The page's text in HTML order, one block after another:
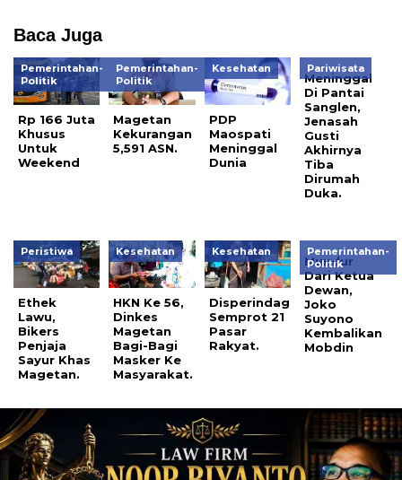
Baca Juga
Pemerintahan-
Politik
Rp 166 Juta
Khusus
Untuk
Weekend
Pemerintahan-
Politik
Magetan
Kekurangan
5,591 ASN.
Kesehatan
PDP
Maospati
Meninggal
Dunia
Pariwisata
Meninggal
Di Pantai
Sanglen,
Jenasah
Gusti
Akhirnya
Tiba
Dirumah
Duka.
Peristiwa
Ethek
Lawu,
Bikers
Penjaja
Sayur Khas
Magetan.
Kesehatan
HKN Ke 56,
Dinkes
Magetan
Bagi-Bagi
Masker Ke
Masyarakat.
Kesehatan
Disperindag
Semprot 21
Pasar
Rakyat.
Pemerintahan-
Politik
Mundur
Dari Ketua
Dewan,
Joko
Suyono
Kembalikan
Mobdin